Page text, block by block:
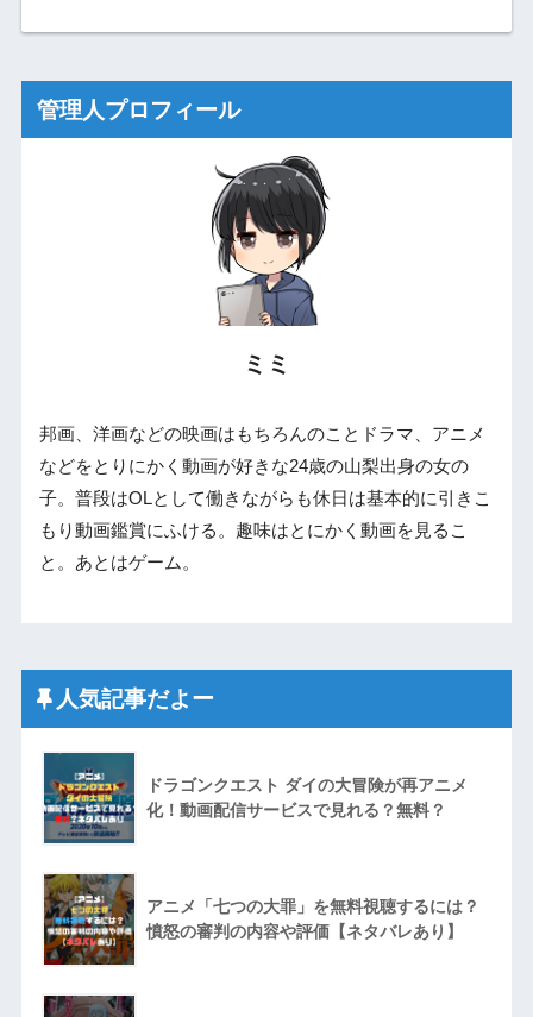
管理人プロフィール
ミミ
邦画、洋画などの映画はもちろんのことドラマ、アニメ
などをとりにかく動画が好きな24歳の山梨出身の女の
子。普段はOLとして働きながらも休日は基本的に引きこ
もり動画鑑賞にふける。趣味はとにかく動画を見るこ
と。あとはゲーム。
人気記事だよー
ドラゴンクエスト ダイの大冒険が再アニメ
化！動画配信サービスで見れる？無料？
アニメ「七つの大罪」を無料視聴するには？
憤怒の審判の内容や評価【ネタバレあり】